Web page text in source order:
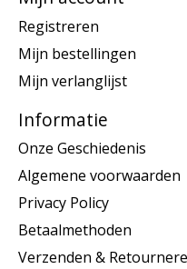
Registreren
Mijn bestellingen
Mijn verlanglijst
Informatie
Onze Geschiedenis
Algemene voorwaarden
Privacy Policy
Betaalmethoden
Verzenden &